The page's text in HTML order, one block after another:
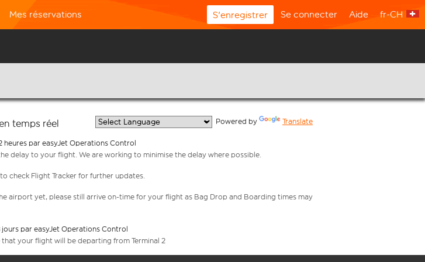
Mes réservations S'enregistrer Se connecter Aide fr-CH
temps réel Powered by Translate
heures par easyJet Operations Control
delay to your flight. We are working to minimise the delay where possible.
check Flight Tracker for further updates.
airport yet, please still arrive on-time for your flight as Bag Drop and Boarding times may
jours par easyJet Operations Control
that your flight will be departing from Terminal 2